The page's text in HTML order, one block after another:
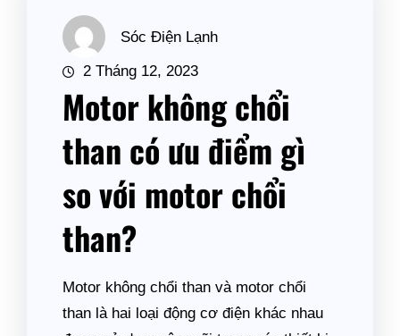
Sóc Điện Lạnh
2 Tháng 12, 2023
Motor không chổi
than có ưu điểm gì
so với motor chổi
than?
Motor không chổi than và motor chổi
than là hai loại động cơ điện khác nhau